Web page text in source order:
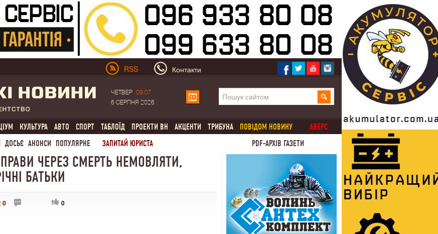
RSS Контакти
ЧЕТВЕР
09:07
6 СЕРПНЯ 2026
КУЛЬТУРА АВТО СПОРТ ТАБЛОЇД ПРОЕКТИ ВН АКЦЕНТИ ТРИБУНА ПОВІДОМ НОВИНУ
АВЕРС
ДОСЬЄ АНОНСИ ПОПУЛЯРНЕ ЗАПИТАЙ ЮРИСТА PDF-АРХІВ ГАЗЕТИ
ЧЕРЕЗ СМЕРТЬ НЕМОВЛЯТИ,
БАТЬКИ
0 0